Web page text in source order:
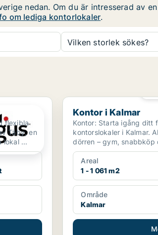
nedan. Om du är intresserad av
om lediga kontorlokaler.
Vilken storlek sökes?
flexibla
Täby, en
lokal ...
Kontor i Kalmar
Kontor i Kalmar
Kontor: Starta igång ditt
kontorslokaler i Kalmar.
dörren – gym,
...
Areal
1 - 1 061 m2
Område
Kalmar